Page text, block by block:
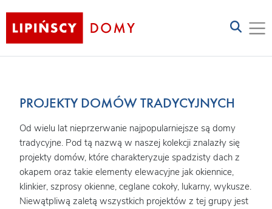
PROJEKTY DOMÓW TRADYCYJNYCH
Od wielu lat nieprzerwanie najpopularniejsze są domy
tradycyjne. Pod tą nazwą w naszej kolekcji znalazły się
projekty domów, które charakteryzuje spadzisty dach z
okapem oraz takie elementy elewacyjne jak okiennice,
klinkier, szprosy okienne, ceglane cokoły, lukarny, wykusze.
Niewątpliwą zaletą wszystkich projektów z tej grupy jest